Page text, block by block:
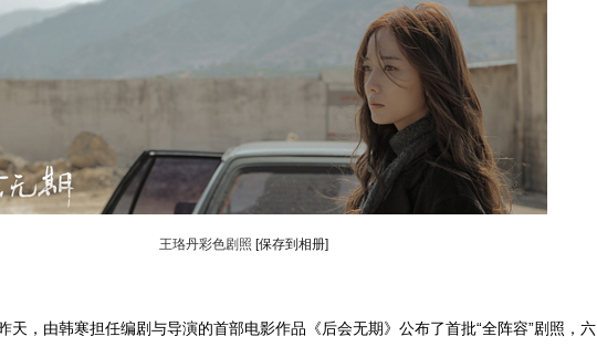
王珞丹彩色剧照 [保存到相册]
，由韩寒担任编剧与导演的首部电影作品《后会无期》公布了首批“全阵容”剧照，六